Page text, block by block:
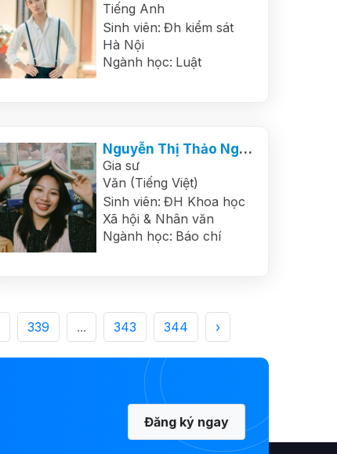
Tiếng Anh
Sinh viên: Đh kiểm sát
Hà Nội
Ngành học: Luật
Nguyễn Thị Thảo Ngân
Gia sư
Văn (Tiếng Việt)
Sinh viên: ĐH Khoa học
Xã hội & Nhân văn
Ngành học: Báo chí
339 ... 343 344 ›
Đăng ký ngay